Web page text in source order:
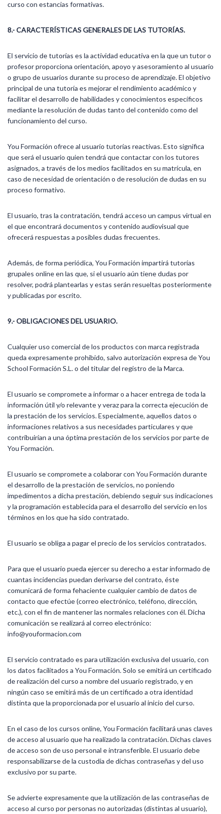
curso con estancias formativas.
8.-CARACTERÍSTICAS GENERALES DE LAS TUTORÍAS.
El servicio de tutorías es la actividad educativa en la que un tutor o
profesor proporciona orientación, apoyo y asesoramiento al usuario
o grupo de usuarios durante su proceso de aprendizaje. El objetivo
principal de una tutoría es mejorar el rendimiento académico y
facilitar el desarrollo de habilidades y conocimientos específicos
mediante la resolución de dudas tanto del contenido como del
funcionamiento del curso.
You Formación ofrece al usuario tutorías reactivas. Esto significa
que será el usuario quien tendrá que contactar con los tutores
asignados, a través de los medios facilitados en su matrícula, en
caso de necesidad de orientación o de resolución de dudas en su
proceso formativo.
El usuario, tras la contratación, tendrá acceso un campus virtual en
el que encontrará documentos y contenido audiovisual que
ofrecerá respuestas a posibles dudas frecuentes.
Además, de forma periódica, You Formación impartirá tutorías
grupales online en las que, si el usuario aún tiene dudas por
resolver, podrá plantearlas y estas serán resueltas posteriormente
y publicadas por escrito.
9.- OBLIGACIONES DEL USUARIO.
Cualquier uso comercial de los productos con marca registrada
queda expresamente prohibido, salvo autorización expresa de You
School Formación S.L. o del titular del registro de la Marca.
El usuario se compromete a informar o a hacer entrega de toda la
información útil y/o relevante y veraz para la correcta ejecución de
la prestación de los servicios. Especialmente, aquellos datos o
informaciones relativos a sus necesidades particulares y que
contribuirían a una óptima prestación de los servicios por parte de
You Formación.
El usuario se compromete a colaborar con You Formación durante
el desarrollo de la prestación de servicios, no poniendo
impedimentos a dicha prestación, debiendo seguir sus indicaciones
y la programación establecida para el desarrollo del servicio en los
términos en los que ha sido contratado.
El usuario se obliga a pagar el precio de los servicios contratados.
Para que el usuario pueda ejercer su derecho a estar informado de
cuantas incidencias puedan derivarse del contrato, éste
comunicará de forma fehaciente cualquier cambio de datos de
contacto que efectúe (correo electrónico, teléfono, dirección,
etc.), con el fin de mantener las normales relaciones con él. Dicha
comunicación se realizará al correo electrónico:
info@youformacion.com
El servicio contratado es para utilización exclusiva del usuario, con
los datos facilitados a You Formación. Solo se emitirá un certificado
de realización del curso a nombre del usuario registrado, y en
ningún caso se emitirá más de un certificado a otra identidad
distinta que la proporcionada por el usuario al inicio del curso.
En el caso de los cursos online, You Formación facilitará unas claves
de acceso al usuario que ha realizado la contratación. Dichas claves
de acceso son de uso personal e intransferible. El usuario debe
responsabilizarse de la custodia de dichas contraseñas y del uso
exclusivo por su parte.
Se advierte expresamente que la utilización de las contraseñas de
acceso al curso por personas no autorizadas (distintas al usuario),